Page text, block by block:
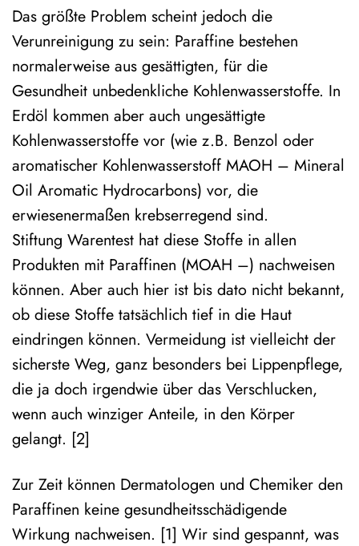
Das größte Problem scheint jedoch die
Verunreinigung zu sein: Paraffine bestehen
normalerweise aus gesättigten, für die
Gesundheit unbedenkliche Kohlenwasserstoffe. In
Erdöl kommen aber auch ungesättigte
Kohlenwasserstoffe vor (wie z.B. Benzol oder
aromatischer Kohlenwasserstoff MAOH – Mineral
Oil Aromatic Hydrocarbons) vor, die
erwiesenermaßen krebserregend sind.
Stiftung Warentest hat diese Stoffe in allen
Produkten mit Paraffinen (MOAH –) nachweisen
können. Aber auch hier ist bis dato nicht bekannt,
ob diese Stoffe tatsächlich tief in die Haut
eindringen können. Vermeidung ist vielleicht der
sicherste Weg, ganz besonders bei Lippenpflege,
die ja doch irgendwie über das Verschlucken,
wenn auch winziger Anteile, in den Körper
gelangt. [2]
Zur Zeit können Dermatologen und Chemiker den
Paraffinen keine gesundheitsschädigende
Wirkung nachweisen. [1] Wir sind gespannt, was